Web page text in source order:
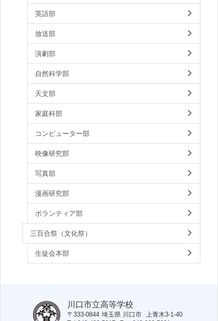
英語部
放送部
演劇部
自然科学部
天文部
家庭科部
コンピューター部
映像研究部
写真部
漫画研究部
ボランティア部
三百合祭（文化祭）
生徒会本部
川口市立高等学校
〒333-0844 埼玉県 川口市 上青木3-1-40